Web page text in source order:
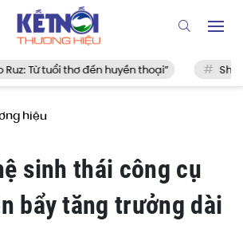
đến huyền thoại” Shopee đồng
hiệu
sinh thái công cụ
bẩy tăng trưởng dài